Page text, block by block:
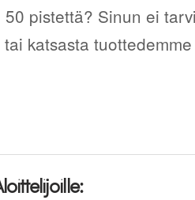
50 pistettä? Sinun ei
katsasta